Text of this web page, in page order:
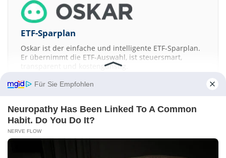
ETF-Sparplan
Oskar ist der einfache und intelligente ETF-Sparplan.
Er übernimmt die ETF-Auswahl, ist steuersmart,
transparent und kostengünstig.
JETZT MEHR ERFAHREN
Für Sie Empfohlen
Neuropathy Has Been Linked To A Common
Habit. Do You Do It?
NERVE FLOW